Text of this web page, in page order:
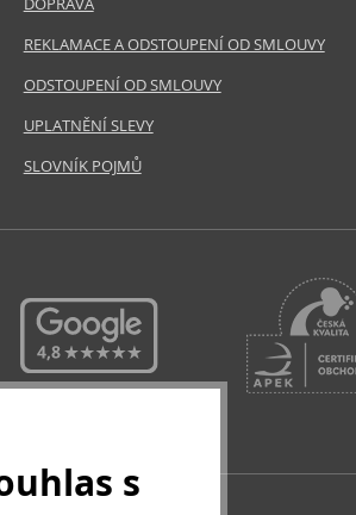
DOPRAVA
REKLAMACE A ODSTOUPENÍ OD SMLOUVY
ODSTOUPENÍ OD SMLOUVY
UPLATNĚNÍ SLEVY
SLOVNÍK POJMŮ
s